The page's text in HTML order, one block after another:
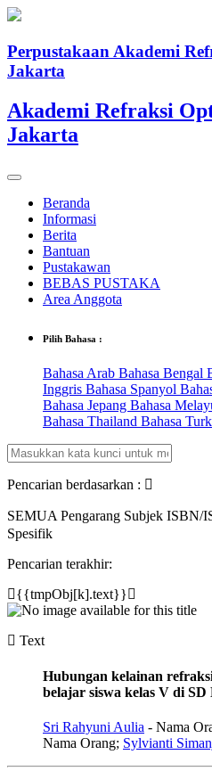
Perpustakaan Akademi
Jakarta
Akademi Refraksi
Jakarta
Beranda
Informasi
Berita
Bantuan
Pustakawan
BEBAS PUSTAKA
Area Anggota
Pilih Bahasa :
Bahasa Arab Bahasa Bengal
Inggris Bahasa Spanyol
Bahasa Jepang Bahasa
Bahasa Thailand Bahasa
Pencarian berdasarkan :
SEMUA Pengarang Subjek ISBN/
Spesifik
Pencarian terakhir:
{{tmpObj[k].text}}
Text
Hubungan kelainan
belajar siswa kelas V di SD
Sri Rahyuni Aulia - Nama
Nama Orang; Sylvianti